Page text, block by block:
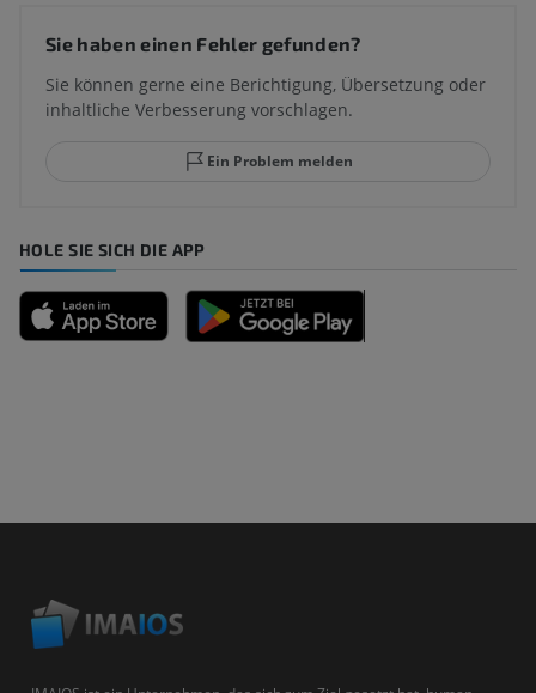
Sie haben einen Fehler gefunden?
Sie können gerne eine Berichtigung, Übersetzung oder
inhaltliche Verbesserung vorschlagen.
Ein Problem melden
HOLE SIE SICH DIE APP